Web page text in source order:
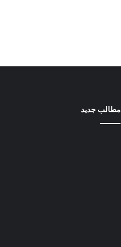
مطالب جدید